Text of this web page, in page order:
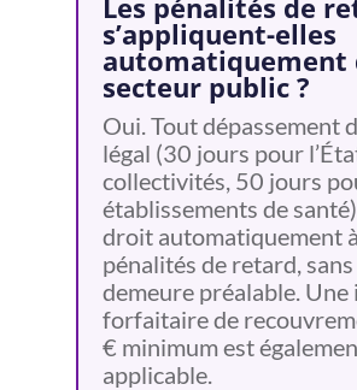
Les pénalités de
s’appliquent-elles
automatiquement
secteur public ?
Oui. Tout dépassement
légal (30 jours pour
collectivités, 50 jours
établissements de
droit automatiquement
pénalités de retard,
demeure préalable.
forfaitaire de
€ minimum est
applicable.